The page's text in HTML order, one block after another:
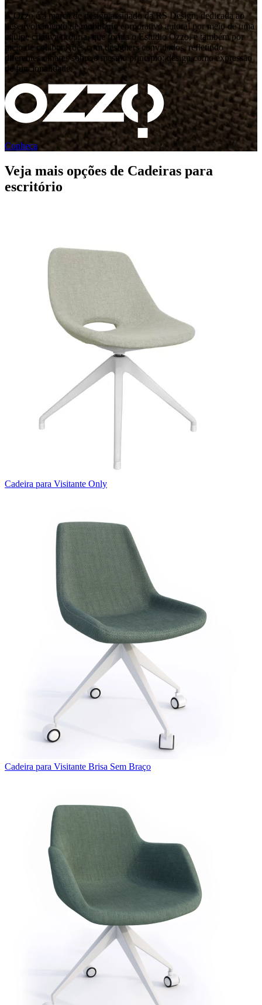
A Ozzo é a marca de design assinado da RS Design, dedicada ao
desenvolvimento de mobiliário corporativo autoral por meio de uma
equipe criativa própria, que forma o Estudio Ozzo, e também por
meio de colaborações com designers convidados, refletindo
diferentes olhares sobre o mesmo princípio: design como expressão
de funcionalidade.
Conheça
Veja mais opções de Cadeiras para
escritório
Cadeira para Visitante Only
Cadeira para Visitante Brisa Sem Braço